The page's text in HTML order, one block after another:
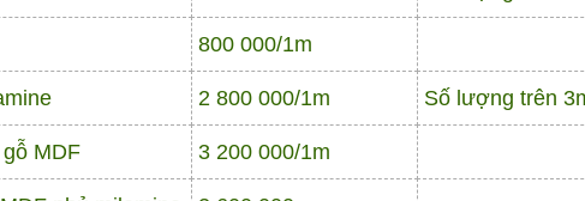
800 000/1m
2 800 000/1m Số lượng trên
MDF 3 200 000/1m